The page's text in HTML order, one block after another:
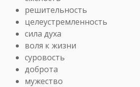
решительность
целеустремленность
сила духа
воля к жизни
суровость
доброта
мужество